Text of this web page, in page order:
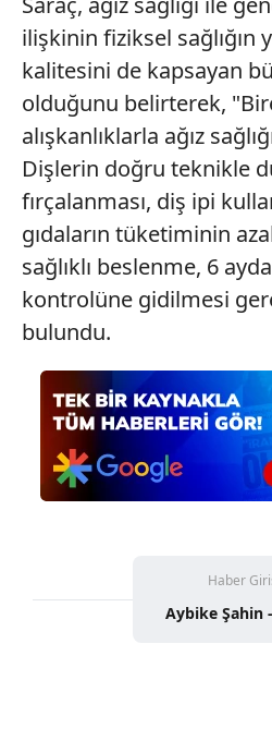
sınırlı olarak açık rızanız
Çerezlere ilişkin tercihlerinizi
vasıtasıyla belirleyebilirsiniz.
için Ayarlar butonuna tıklayabilir,
Metnimizi
ziyaret edebilirsiniz.
6698 sayılı Kişisel Verilerin
hazırlanmış Aydınlatma
ilgili mevzuata uygun olarak
almak için lütfen
tıklayınız
ilişkinin fiziksel sağlığın
kalitesini de kapsayan
olduğunu belirterek,
alışkanlıklarla ağız
Dişlerin doğru teknikle
fırçalanması, diş ipi
gıdaların tüketiminin
sağlıklı beslenme, 6
kontrolüne gidilmesi
bulundu.
Haber
Aybike Şahin